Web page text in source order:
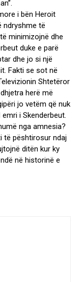
i bën Heroit
ndryshme të
minimizojnë dhe
duke e parë
dhe jo si një
Fakti se sot në
Shtetëror
herë më
jo vetëm që nuk
i Skenderbeut.
nga amnesia?
të pështirosur ndaj
ditën kur ky
në historinë e